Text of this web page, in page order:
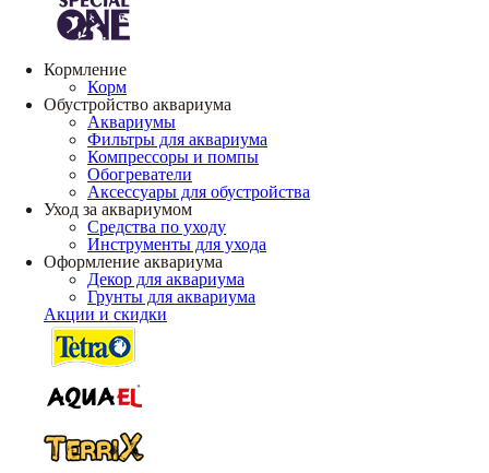
Кормление
Корм
Обустройство аквариума
Аквариумы
Фильтры для аквариума
Компрессоры и помпы
Обогреватели
Аксессуары для обустройства
Уход за аквариумом
Средства по уходу
Инструменты для ухода
Оформление аквариума
Декор для аквариума
Грунты для аквариума
Акции и скидки